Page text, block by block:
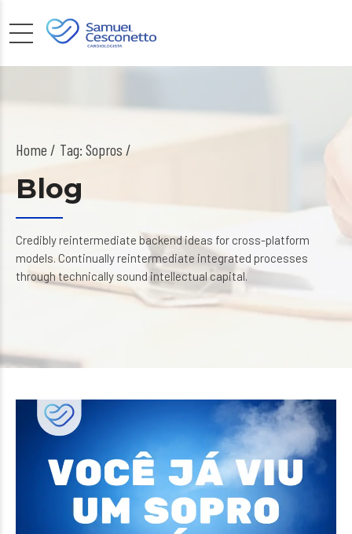
Home Tag: Sopros /
Blog
Credibly reintermediate backend ideas for cross-platform
models. Continually reintermediate integrated processes
through technically sound intellectual capital.